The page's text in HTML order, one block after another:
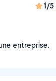
1/5
entreprise.